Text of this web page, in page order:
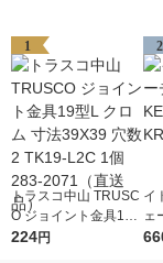
1
トラスコ中山 TRUSC
O ジョイント金具19
型L クロム 寸法39X3
224円
2
イ
ェ